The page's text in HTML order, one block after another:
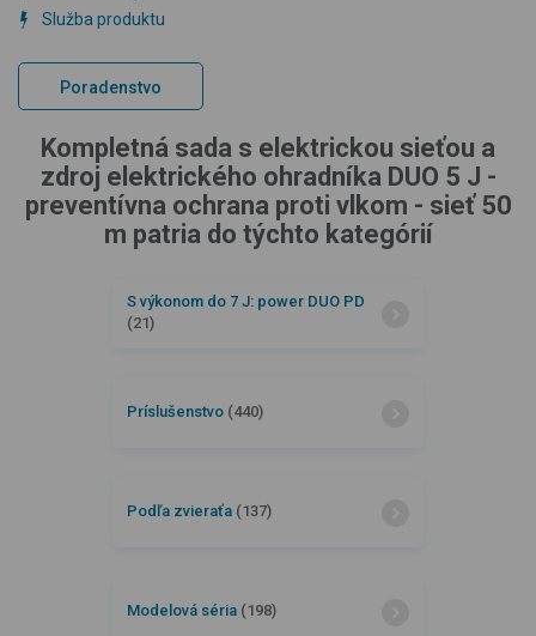
Služba produktu
Poradenstvo
Kompletná sada s elektrickou sieťou a
zdroj elektrického ohradníka DUO 5 J -
preventívna ochrana proti vlkom - sieť 50
m patria do týchto kategórií
S výkonom do 7 J: power DUO PD
(21)
Príslušenstvo (440)
Podľa zvieraťa (137)
Modelová séria (198)